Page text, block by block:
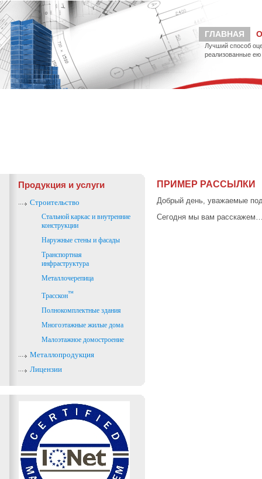
ГЛАВНАЯ
Лучший способ
реализованные ею
Продукция и услуги
Строительство
Стальной каркас и внутренние
конструкции
Наружные стены и фасады
Транспортная
инфраструктура
Металлочерепица
Трасскон™
Полнокомплектные здания
Многоэтажные жилые дома
Малоэтажное домостроение
Металлопродукция
Лицензии
ПРИМЕР РАССЫЛКИ
Добрый день, уважаемые
Сегодня мы вам